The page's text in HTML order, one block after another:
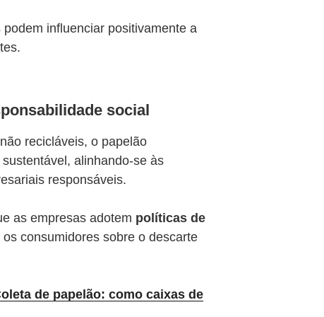
influenciar positivamente a
social
recicláveis, o papelão
alinhando-se às
responsáveis.
as empresas adotem políticas de
consumidores sobre o descarte
de papelão: como caixas de